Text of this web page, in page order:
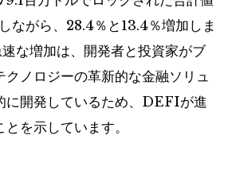
ながら、28.4％と13.4％増加しま
な増加は、開発者と投資家がブ
クノロジーの革新的な金融ソリュ
に開発しているため、DEFIが進
を示しています。